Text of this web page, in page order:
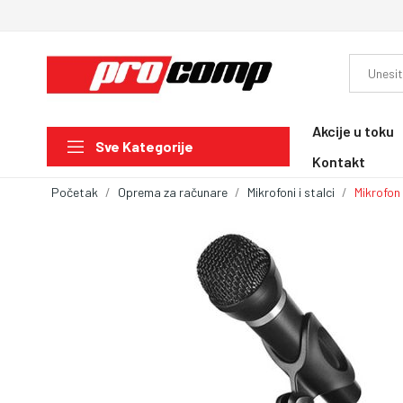
Sve Kategorije
Akcije u toku
Kontakt
Početak Oprema za računare Mikrofoni i stalci